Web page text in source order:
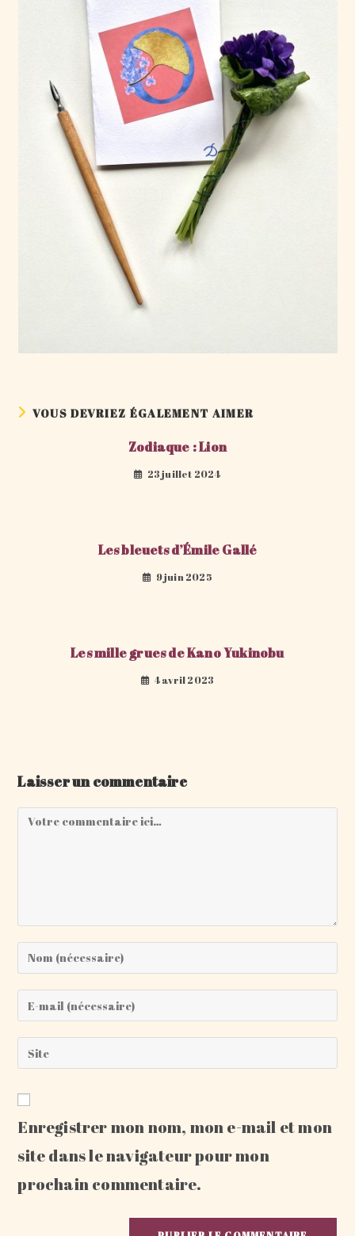
VOUS DEVRIEZ ÉGALEMENT AIMER
Zodiaque : Lion
23 juillet 2024
Les bleuets d’Émile Gallé
9 juin 2025
Les mille grues de Kano Yukinobu
4 avril 2023
Laisser un commentaire
Comment
Enter
your
name
or
to
comment
Enter
your
email
address
comment
Saisir
l’URL
votre
site
Enregistrer mon nom, mon e-mail et mon
site dans le navigateur pour mon
prochain commentaire.